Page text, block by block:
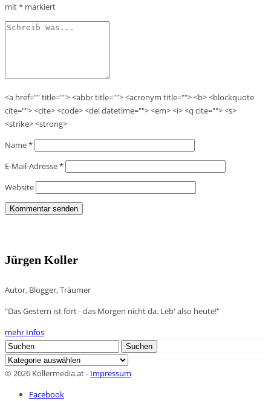
mit* markiert
<a href="" title=""> <abbr title=""> <acronym title=""> <b> <blockquote
cite=""> <cite> <code> <del datetime=""> <em> <i> <q cite=""> <s>
<strike> <strong>
Name*
E-Mail-Adresse*
Website
Jürgen Koller
Autor, Blogger, Träumer
"Das Gestern ist fort - das Morgen nicht da. Leb' also heute!"
mehr Infos
Search
for:
Suchen
Kategorien
© 2026 Kollermedia.at - Impressum
Facebook